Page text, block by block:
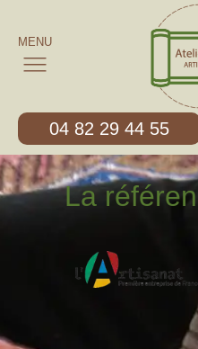
MENU
04 82 29 44 55
La